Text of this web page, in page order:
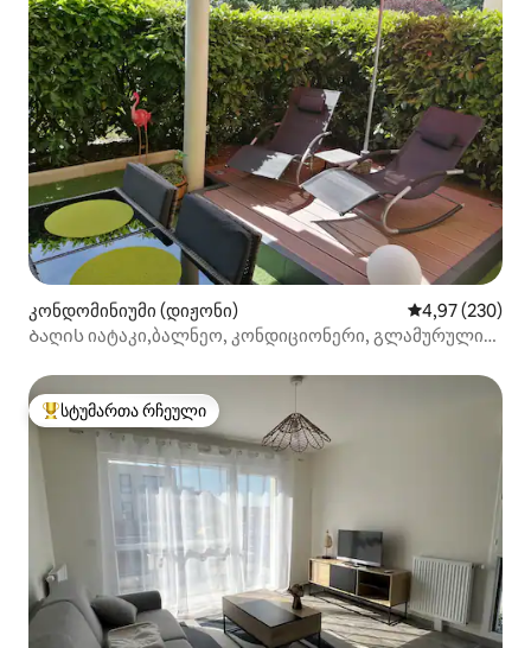
კონდომინიუმი (დიჟონი) საშუალო
4,97 (230)
Ბაღის იატაკი,ბალნეო, კონდიციონერი, გლამურული
სტუმართა რჩეული მოწინავე ვარიანტი
სტუმართა რჩეული